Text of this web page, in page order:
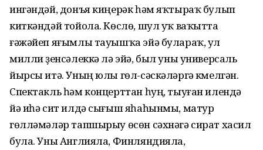
ингәндәй, донъя киңерәк һәм яҡтыраҡ булып
киткәндәй тойола. Көслө, шул уҡ ваҡытта
ғәжәйеп яғымлы тауышҡа эйә булараҡ, ул
милли үҙенсәлеккә лә эйә, был уны универсаль
йырсы итә. Уның юлы гөл-сәскәләргә күмелгән.
Спектакль һәм концерттан һуң, тыуған илендә
йә иһә сит илдә сығыш яһаһынмы, матур
гөлләмәләр тапшырыу өсөн сәхнәгә сират хасил
була. Уны Англияла, Финляндияла,